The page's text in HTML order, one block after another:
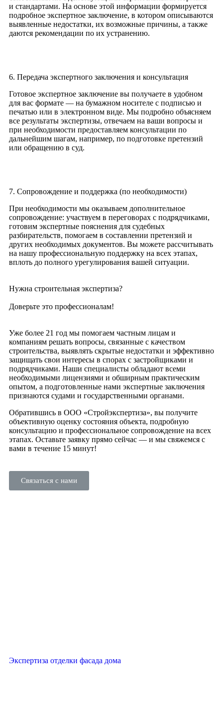
и стандартами. На основе этой информации формируется
подробное экспертное заключение, в котором описываются
выявленные недостатки, их возможные причины, а также
даются рекомендации по их устранению.
6. Передача экспертного заключения и консультация
Готовое экспертное заключение вы получаете в удобном
для вас формате — на бумажном носителе с подписью и
печатью или в электронном виде. Мы подробно объясняем
все результаты экспертизы, отвечаем на ваши вопросы и
при необходимости предоставляем консультации по
дальнейшим шагам, например, по подготовке претензий
или обращению в суд.
7. Сопровождение и поддержка (по необходимости)
При необходимости мы оказываем дополнительное
сопровождение: участвуем в переговорах с подрядчиками,
готовим экспертные пояснения для судебных
разбирательств, помогаем в составлении претензий и
других необходимых документов. Вы можете рассчитывать
на нашу профессиональную поддержку на всех этапах,
вплоть до полного урегулирования вашей ситуации.
Нужна строительная экспертиза?
Доверьте это профессионалам!
Уже более 21 год мы помогаем частным лицам и
компаниям решать вопросы, связанные с качеством
строительства, выявлять скрытые недостатки и эффективно
защищать свои интересы в спорах с застройщиками и
подрядчиками. Наши специалисты обладают всеми
необходимыми лицензиями и обширным практическим
опытом, а подготовленные нами экспертные заключения
признаются судами и государственными органами.
Обратившись в ООО «Стройэкспертиза», вы получите
объективную оценку состояния объекта, подробную
консультацию и профессиональное сопровождение на всех
этапах. Оставьте заявку прямо сейчас — и мы свяжемся с
вами в течение 15 минут!
Связаться с нами
Экспертиза отделки фасада дома